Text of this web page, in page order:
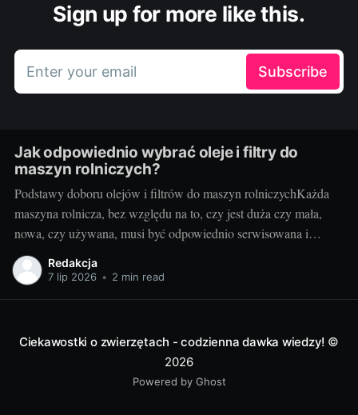
Sign up for more like this.
Enter your email Subscribe
Jak odpowiednio wybrać oleje i filtry do
maszyn rolniczych?
Podstawy doboru olejów i filtrów do maszyn rolniczychKażda
maszyna rolnicza, bez względu na to, czy jest duża czy mała,
nowa, czy używana, musi być odpowiednio serwisowana i
konserwowana. Jednym z kluczowych elementów takiego
serwisu jak i codziennej eksploatacji jest dobór odpowiednich
Redakcja
7 lip 2026 • 2 min read
Ciekawostki o zwierzętach - codzienna dawka wiedzy! ©
2026
Powered by Ghost